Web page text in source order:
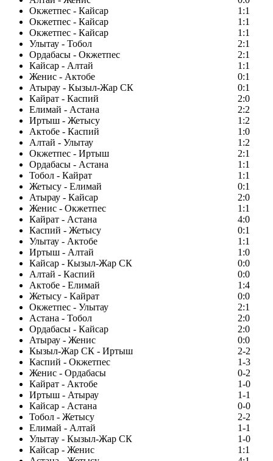
Окжетпес - Кайсар
1:1
Окжетпес - Кайсар
1:1
Окжетпес - Кайсар
1:1
Улытау - Тобол
2:1
Ордабасы - Окжетпес
2:1
Кайсар - Алтай
1:1
Женис - Актобе
0:1
Атырау - Кызыл-Жар СК
0:1
Кайрат - Каспий
2:0
Елимай - Астана
2:2
Иртыш - Жетысу
1:2
Актобе - Каспий
1:0
Алтай - Улытау
1:2
Окжетпес - Иртыш
2:1
Ордабасы - Астана
1:1
Тобол - Кайрат
1:1
Жетысу - Елимай
0:1
Атырау - Кайсар
2:0
Женис - Окжетпес
1:1
Кайрат - Астана
4:0
Каспий - Жетысу
0:1
Улытау - Актобе
1:1
Иртыш - Алтай
1:0
Кайсар - Кызыл-Жар СК
0:0
Алтай - Каспий
0:0
Актобе - Елимай
1:4
Жетысу - Кайрат
0:0
Окжетпес - Улытау
2:1
Астана - Тобол
2:0
Ордабасы - Кайсар
2:0
Атырау - Женис
0:0
Кызыл-Жар СК - Иртыш
2-2
Каспий - Окжетпес
1-3
Женис - Ордабасы
0-2
Кайрат - Актобе
1-0
Иртыш - Атырау
1-1
Кайсар - Астана
0-0
Тобол - Жетысу
2-2
Елимай - Алтай
1-1
Улытау - Кызыл-Жар СК
1-0
Кайсар - Женис
1:1